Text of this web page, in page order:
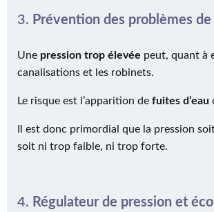
3. Prévention des problèmes
Une pression trop élevée peut, quant à
canalisations et les robinets.
Le risque est l’apparition de fuites d’eau
Il est donc primordial que la pression
soit ni trop faible, ni trop forte.
4. Régulateur de pression et